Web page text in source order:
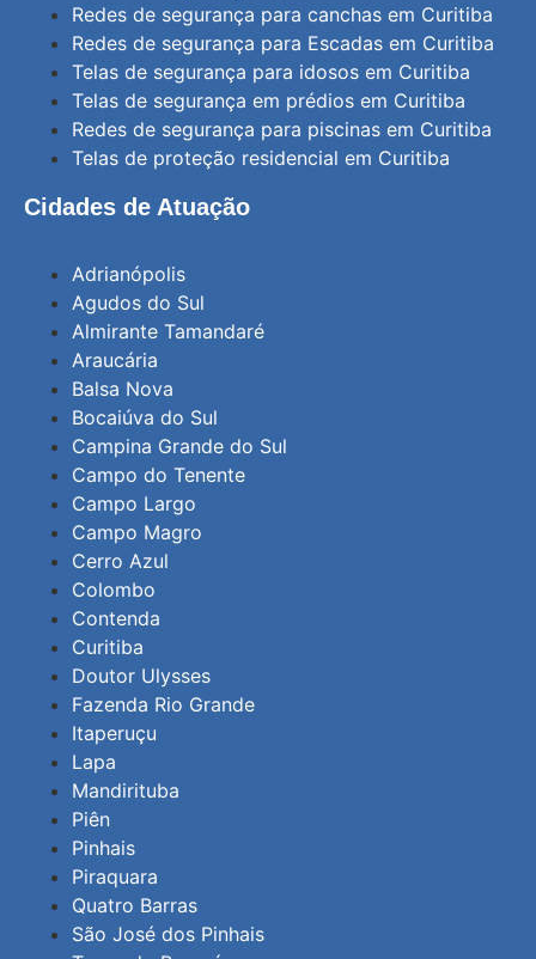
Redes de segurança para canchas em Curitiba
Redes de segurança para Escadas em Curitiba
Telas de segurança para idosos em Curitiba
Telas de segurança em prédios em Curitiba
Redes de segurança para piscinas em Curitiba
Telas de proteção residencial em Curitiba
Cidades de Atuação
Adrianópolis
Agudos do Sul
Almirante Tamandaré
Araucária
Balsa Nova
Bocaiúva do Sul
Campina Grande do Sul
Campo do Tenente
Campo Largo
Campo Magro
Cerro Azul
Colombo
Contenda
Curitiba
Doutor Ulysses
Fazenda Rio Grande
Itaperuçu
Lapa
Mandirituba
Piên
Pinhais
Piraquara
Quatro Barras
São José dos Pinhais